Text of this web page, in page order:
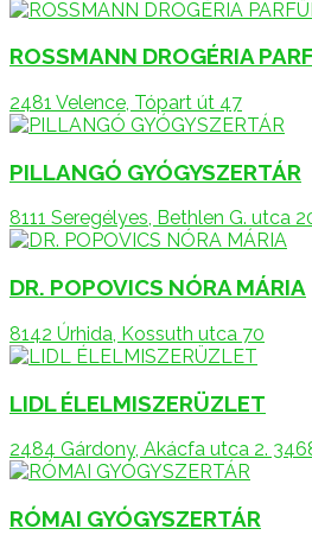
ROSSMANN DROGÉRIA
2481 Velence, Tópart út 47
PILLANGÓ GYÓGYSZERTÁR
8111 Seregélyes, Bethlen G. utca
DR. POPOVICS NÓRA MÁRIA
8142 Úrhida, Kossuth utca 70
LIDL ÉLELMISZERÜZLET
2484 Gárdony, Akácfa utca 2.
RÓMAI GYÓGYSZERTÁR